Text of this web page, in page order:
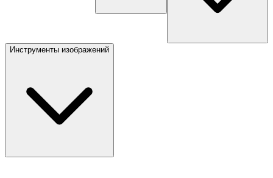
Инструменты изображений